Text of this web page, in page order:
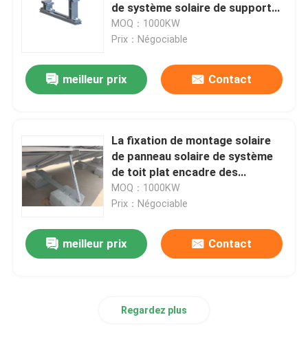
Exposition de VR
Visite d'usine
Contrôle de qualité
Contactez-nous
de système solaire de support
encadré 5 par degrés de toit plat
MOQ：1000KW
Prix：Négociable
meilleur prix Contact
La fixation de montage solaire
de panneau solaire de système
de toit plat encadre des
supports d'inclinaison de
panneau solaire
MOQ：1000KW
Prix：Négociable
meilleur prix Contact
Regardez plus